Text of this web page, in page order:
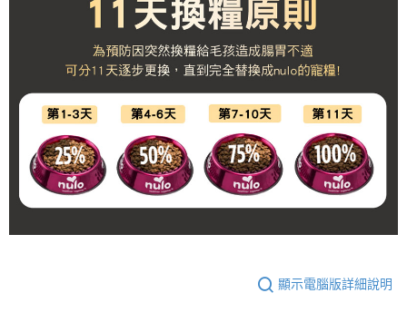
顯示電腦版詳細說明